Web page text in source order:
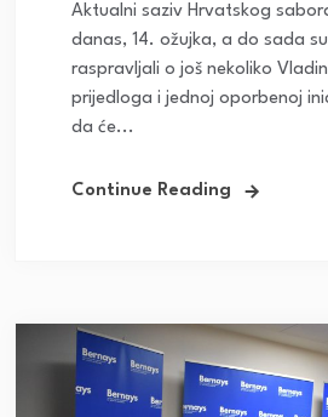
Aktualni saziv Hrvatskog
danas, 14. ožujka, a do sada
raspravljali o još nekoliko
prijedloga i jednoj oporbenoj
da će...
Continue Reading